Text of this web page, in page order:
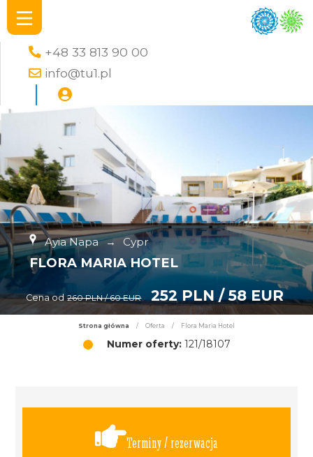
+48 33 813 90 00
info@tu1.pl
Ayia Napa → Cypr
FLORA MARIA HOTEL
Cena od 260 PLN / 60 EUR 252 PLN / 58 EUR
Strona główna / Oferta / Flora Maria Hotel
Numer oferty:121/18107
Terminy / rezerwacja